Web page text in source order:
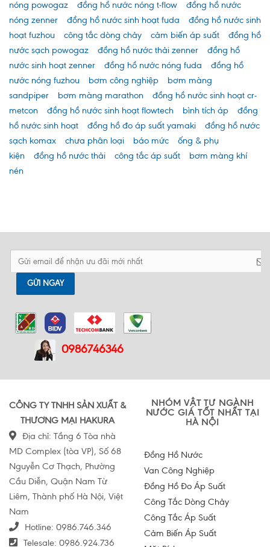
nóng powogaz
đồng hồ nước nóng t-flow
đồng hồ nước
nóng zenner
đồng hồ nước sinh hoạt fuda
đồng hồ nước sinh
hoạt fuzhou
công tắc dòng chảy cảm biến áp suất
đồng hồ
nước sạch powogaz
đồng hồ nước thải zenner
đồng hồ
nước sinh hoạt zenner
đồng hồ nước nóng fuda
đồng hồ
nước nóng fuzhou
bơm công nghiệp
bơm màng
sandpiper
bơm màng marathon
đồng hồ nước sinh hoạt cr-
metcon
đồng hồ nước sinh hoạt flowtech bình tích áp
đồng
hồ nước sinh hoạt
đồng hồ đo áp suất yamaki
đồng hồ nước
sạch komax
chưa phân loại báo mức
ống & phụ
kiện
đồng hồ nước thải công tắc áp suất
bơm màng khí
nén
GỬI NGAY
0986746346
CÔNG TY TNHH SẢN XUẤT &
THƯƠNG MẠI HAKURA
Địa chỉ: Tầng 6 Tòa nhà
MD Complex (tòa VP), Số 68
Nguyễn Cơ Thạch, Phường
Cầu Diễn, Quận Nam Từ
Liêm, Thành phố Hà Nội, Việt
Nam
Hotline: 0986.746.346
Telesale: 0986.924.736
NHÓM VẬT TƯ NGÀNH
NƯỚC GIÁ TỐT NHẤT TẠI
HÀ NỘI
Đồng Hồ Nước
Van Công Nghiệp
Đồng Hồ Đo Áp Suất
Công Tắc Dòng Chảy
Công Tắc Áp Suất
Cảm Biến Áp Suất